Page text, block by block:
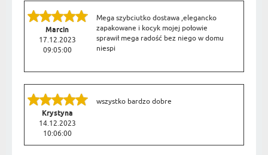
Marcin
17.12.2023
09:05:00
Mega szybciutko dostawa ,elegancko
zapakowane i kocyk mojej połowie
sprawił mega radość bez niego w domu
niespi
Krystyna
14.12.2023
10:06:00
wszystko bardzo dobre